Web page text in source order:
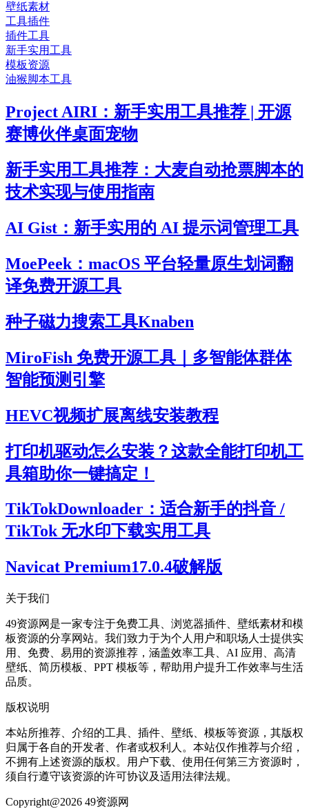
壁纸素材
工具插件
插件工具
新手实用工具
模板资源
油猴脚本工具
Project AIRI：新手实用工具推荐 | 开源
赛博伙伴桌面宠物
新手实用工具推荐：大麦自动抢票脚本的
技术实现与使用指南
AI Gist：新手实用的 AI 提示词管理工具
MoePeek：macOS 平台轻量原生划词翻
译免费开源工具
种子磁力搜索工具Knaben
MiroFish 免费开源工具｜多智能体群体
智能预测引擎
HEVC视频扩展离线安装教程
打印机驱动怎么安装？这款全能打印机工
具箱助你一键搞定！
TikTokDownloader：适合新手的抖音 /
TikTok 无水印下载实用工具
Navicat Premium17.0.4破解版
关于我们
49资源网是一家专注于免费工具、浏览器插件、壁纸素材和模
板资源的分享网站。我们致力于为个人用户和职场人士提供实
用、免费、易用的资源推荐，涵盖效率工具、AI 应用、高清
壁纸、简历模板、PPT 模板等，帮助用户提升工作效率与生活
品质。
版权说明
本站所推荐、介绍的工具、插件、壁纸、模板等资源，其版权
归属于各自的开发者、作者或权利人。本站仅作推荐与介绍，
不拥有上述资源的版权。用户下载、使用任何第三方资源时，
须自行遵守该资源的许可协议及适用法律法规。
Copyright@2026 49资源网